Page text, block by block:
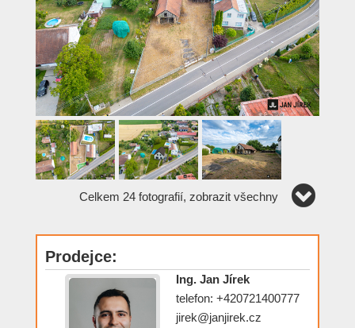
Celkem 24 fotografií, zobrazit všechny
Prodejce:
Ing. Jan Jírek
telefon: +420721400777
jirek@janjirek.cz